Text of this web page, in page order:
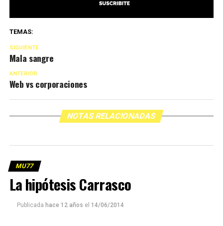
TEMAS:
SIGUIENTE
Mala sangre
ANTERIOR
Web vs corporaciones
NOTAS RELACIONADAS
MU77
La hipótesis Carrasco
Publicada hace 12 años el 14/06/2014